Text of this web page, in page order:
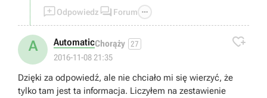
Odpowiedz  Forum 
A AutomaticChorąży 27
2016-11-08 21:35

Dzięki za odpowiedź, ale nie chciało mi się wierzyć, że
tylko tam jest ta informacja. Liczyłem na zestawienie